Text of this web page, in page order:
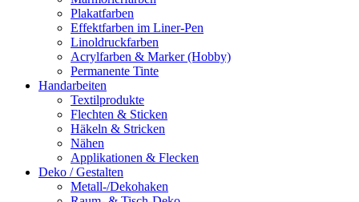
Plakatfarben
Effektfarben im Liner-Pen
Linoldruckfarben
Acrylfarben & Marker (Hobby)
Permanente Tinte
Handarbeiten
Textilprodukte
Flechten & Sticken
Häkeln & Stricken
Nähen
Applikationen & Flecken
Deko / Gestalten
Metall-/Dekohaken